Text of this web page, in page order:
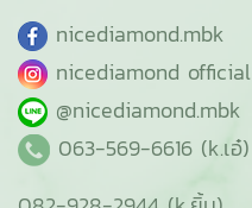
nicediamond.mbk
nicediamond official
@nicediamond.mbk
063-569-6616 (k.เอ๋)